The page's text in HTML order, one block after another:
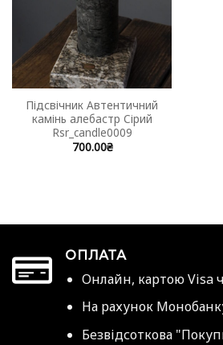
Підсвічник Автентичний
камінь алебастр Сірий
Rsr_candle0009
700.00₴
ОПЛАТА
Онлайн, картою Visa
На рахунок
Безвідсоткова